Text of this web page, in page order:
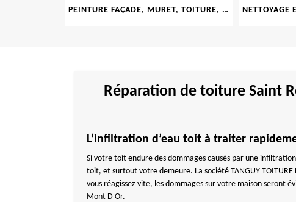
PEINTURE FAÇADE, MURET, TOITURE, BOISERIE, FERRONERIE, GOUTTIÈRE 69
Réparation de toiture Saint
L’infiltration d’eau toit à traiter
Si votre toit endure des dommages causés par une
toit, et surtout votre demeure. La société TANGUY
vous réagissez vite, les dommages sur votre maison seront
Mont D Or.